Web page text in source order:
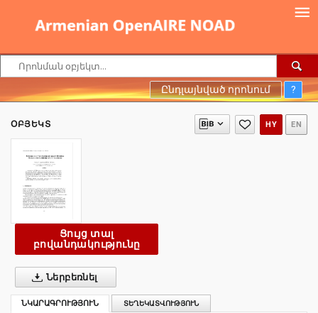
Ընդլայնված որոնում ?
ՕԲՅԵԿՏ HY EN
Ցույց տալ
բովանդակությունը
Ներբեռնել
ՆԿԱՐԱԳՐՈՒԹՅՈՒՆ ՏԵՂԵԿԱՏՎՈՒԹՅՈՒՆ